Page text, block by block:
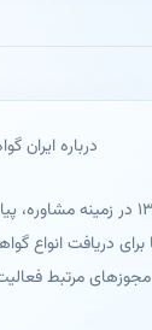
درباره ایران
ایران گواه از سال ۱۳۸۷ در
مجوزهای مرتبط